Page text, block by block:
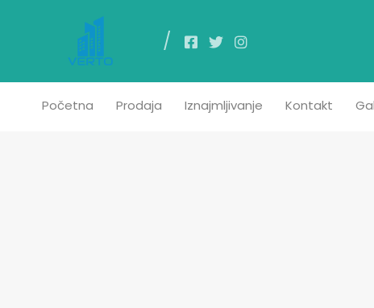
Početna Prodaja Iznajmljivanje Kontakt